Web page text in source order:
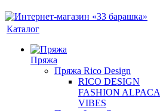
Каталог
Пряжа
Пряжа Rico Design
RICO DESIGN
FASHION ALPACA
VIBES